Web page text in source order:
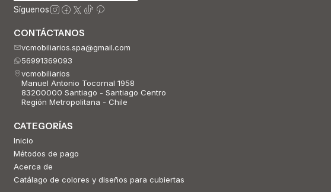
Síguenos
CONTÁCTANOS
vcmobiliarios.spa@gmail.com
56991369093
vcmobiliarios
Manuel Antonio Tocornal 1958
83200000 Santiago - Santiago Centro
Región Metropolitana - Chile
CATEGORÍAS
Inicio
Métodos de pago
Acerca de
Catálago de colores y diseños para cubiertas